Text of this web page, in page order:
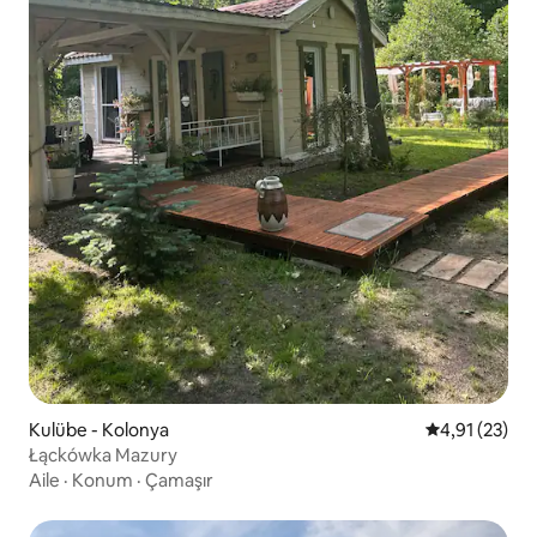
Kulübe - Kolonya 5 üzerinden
4,91 (23)
Łąckówka Mazury
Aile · Konum · Çamaşır